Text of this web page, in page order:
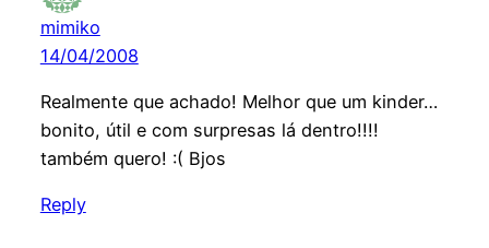
mimiko
14/04/2008
Realmente que achado! Melhor que um kinder…
bonito, útil e com surpresas lá dentro!!!!
também quero! :( Bjos
Reply